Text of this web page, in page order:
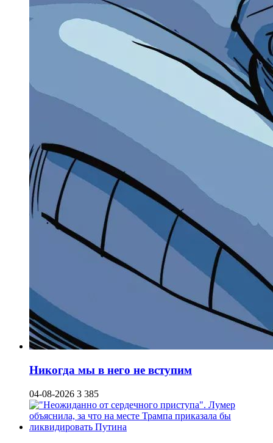
Никогда мы в него не вступим
04-08-2026 3 385